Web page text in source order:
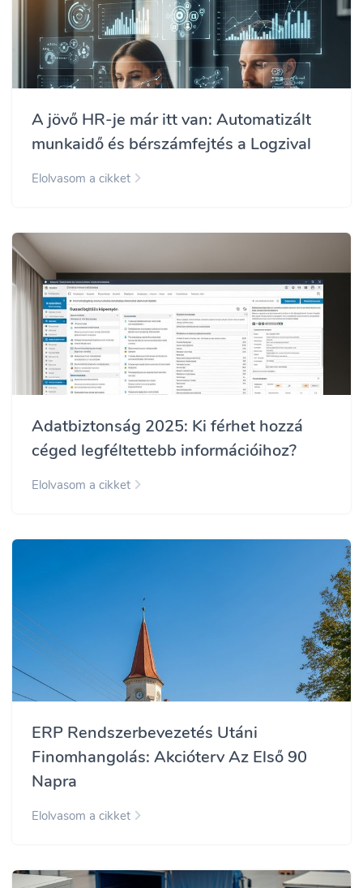
A jövő HR-je már itt van: Automatizált
munkaidő és bérszámfejtés a Logzival
Elolvasom a cikket
Adatbiztonság 2025: Ki férhet hozzá
céged legféltettebb információihoz?
Elolvasom a cikket
ERP Rendszerbevezetés Utáni
Finomhangolás: Akcióterv Az Első 90
Napra
Elolvasom a cikket